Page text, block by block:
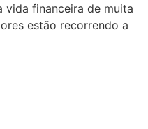
vida financeira de muita
estão recorrendo a